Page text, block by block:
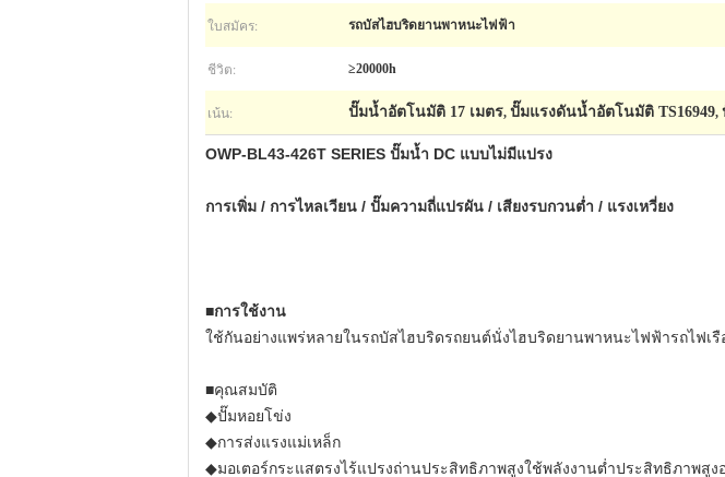
ใบสมัคร: รถบัสไฮบริดยานพาหนะไฟฟ้า
ชีวิต: ≥20000h
เน้น: ปั๊มน้ำอัตโนมัติ 17 เมตร, ปั๊มแรงดันน้ำอัตโนมัติ TS16949,
OWP-BL43-426T SERIES ปั๊มน้ำ DC แบบไม่มีแปรง
การเพิ่ม / การไหลเวียน / ปั๊มความถี่แปรผัน / เสียงรบกวนต่ำ / แรงเหวี่ยง
■การใช้งาน
ใช้กันอย่างแพร่หลายในรถบัสไฮบริดรถยนต์นั่งไฮบริดยานพาหนะไฟฟ้ารถไฟเ
■คุณสมบัติ
◆ปั๊มหอยโข่ง
◆การส่งแรงแม่เหล็ก
◆มอเตอร์กระแสตรงไร้แปรงถ่านประสิทธิภาพสูงใช้พลังงานต่ำประสิทธิภาพสูง